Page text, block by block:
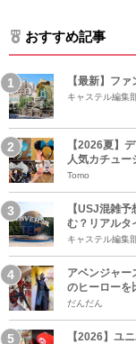
おすすめ記事
【最新】フ
キャステル編集
【2026夏】
人気カチュー
Tomo
【USJ混雑
む？リアルタ
キャステル編集
アベンジャー
のヒーローを
だんだん
【2026】ユ